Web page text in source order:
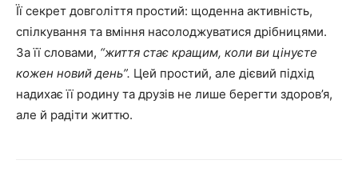
Її секрет довголіття простий: щоденна активність,
спілкування та вміння насолоджуватися дрібницями.
За її словами, “життя стає кращим, коли ви цінуєте
кожен новий день”. Цей простий, але дієвий підхід
надихає її родину та друзів не лише берегти здоров’я,
але й радіти життю.